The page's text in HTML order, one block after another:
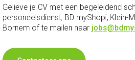
Gelieve je CV met een begeleidend
personeelsdienst, BD myShopi, Klein-
Bornem of te mailen naar